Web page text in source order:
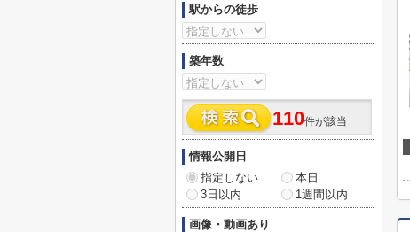
駅からの徒歩
築年数
110件が該当
情報公開日
指定しない
本日
3日以内
1週間以内
画像・動画あり